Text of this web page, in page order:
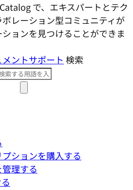
で、エキスパートとテク
レーション型コミ​ュニティが
ョンを見つけることができま
ントサポート 検索
ションを購入する
理する